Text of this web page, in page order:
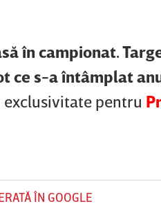
în campionat.
ce s-a întâmplat
exclusivitate pentru
ÎN GOOGLE